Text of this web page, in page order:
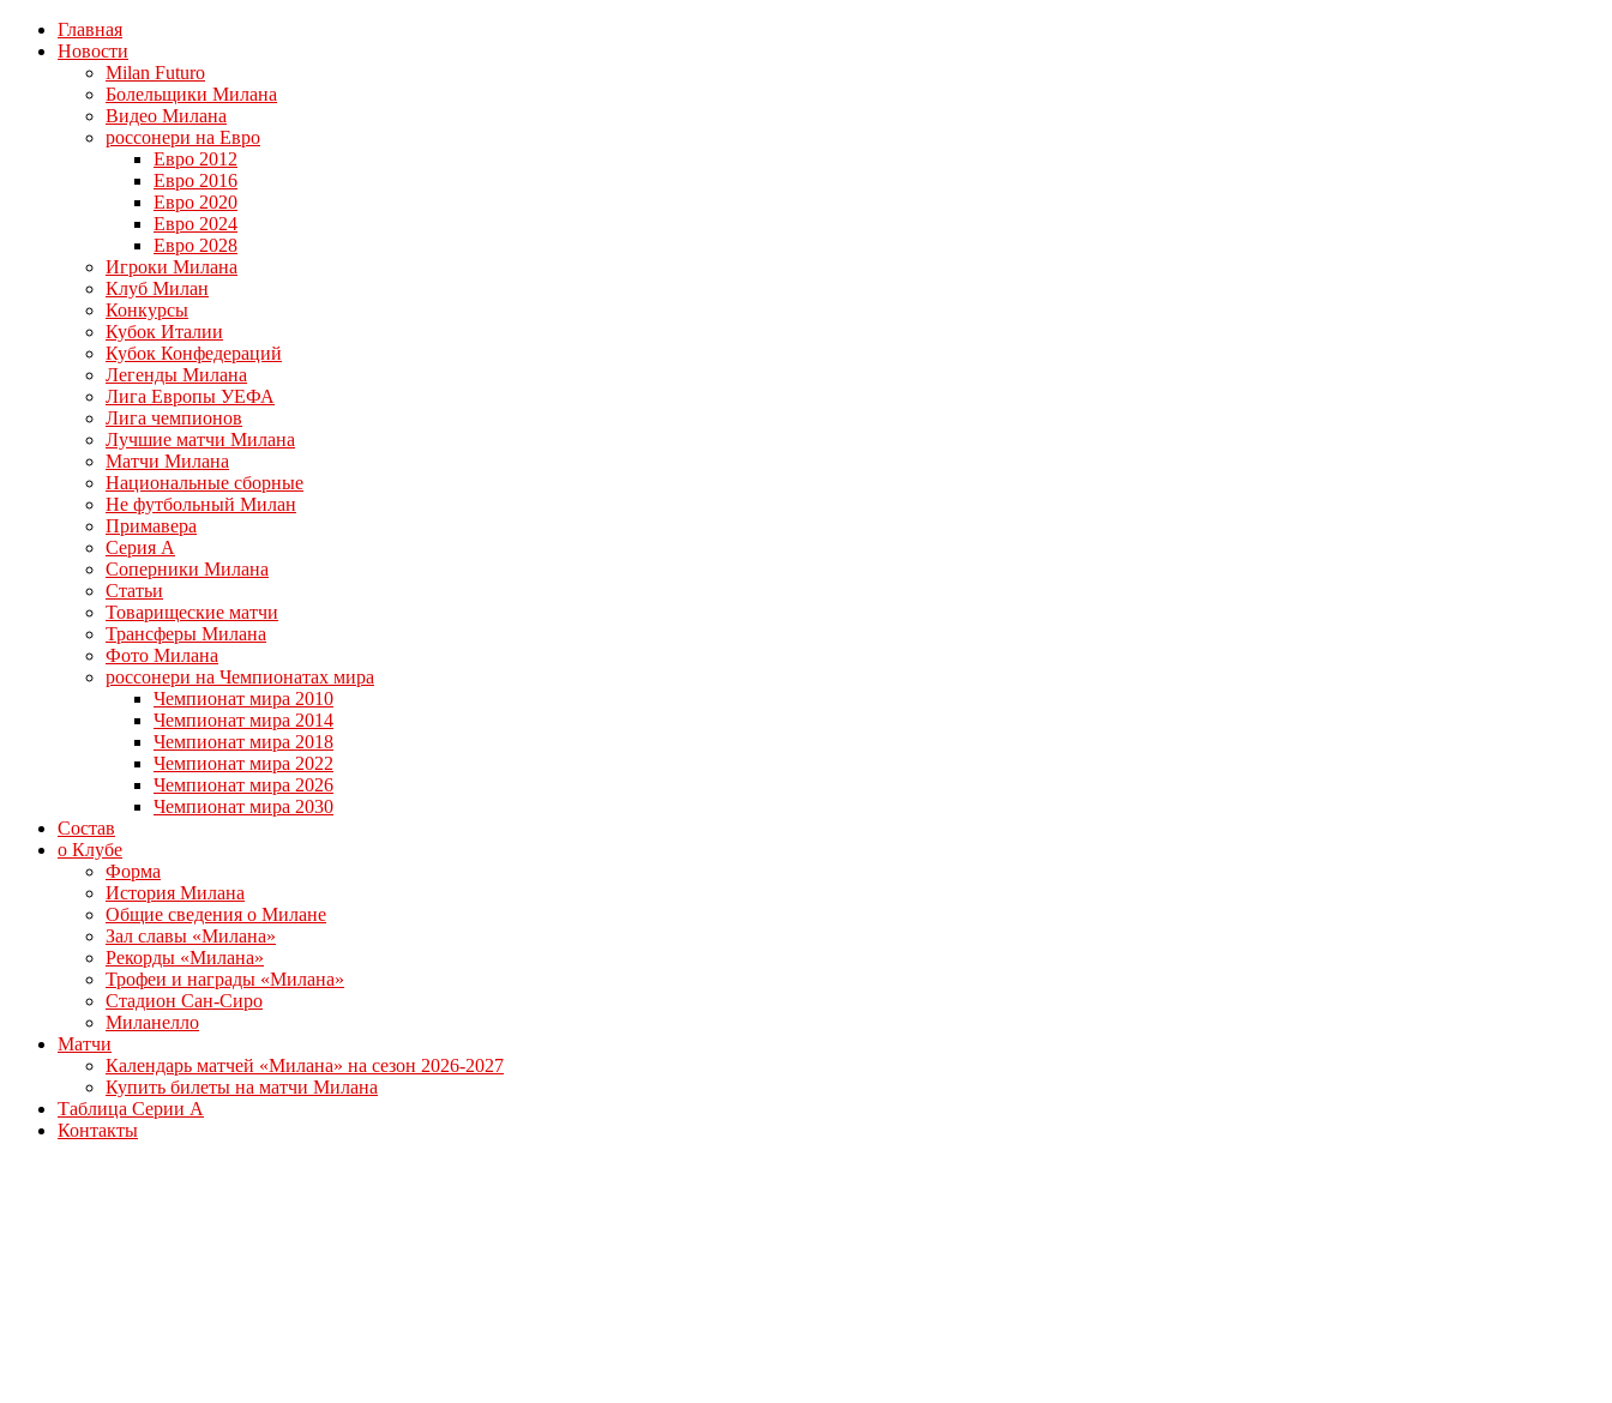
Главная
Новости
Milan Futuro
Болельщики Милана
Видео Милана
россонери на Евро
Евро 2012
Евро 2016
Евро 2020
Евро 2024
Евро 2028
Игроки Милана
Клуб Милан
Конкурсы
Кубок Италии
Кубок Конфедераций
Легенды Милана
Лига Европы УЕФА
Лига чемпионов
Лучшие матчи Милана
Матчи Милана
Национальные сборные
Не футбольный Милан
Примавера
Серия А
Соперники Милана
Статьи
Товарищеские матчи
Трансферы Милана
Фото Милана
россонери на Чемпионатах мира
Чемпионат мира 2010
Чемпионат мира 2014
Чемпионат мира 2018
Чемпионат мира 2022
Чемпионат мира 2026
Чемпионат мира 2030
Состав
о Клубе
Форма
История Милана
Общие сведения о Милане
Зал славы «Милана»
Рекорды «Милана»
Трофеи и награды «Милана»
Стадион Сан-Сиро
Миланелло
Матчи
Календарь матчей «Милана» на сезон 2026-2027
Купить билеты на матчи Милана
Таблица Серии А
Контакты